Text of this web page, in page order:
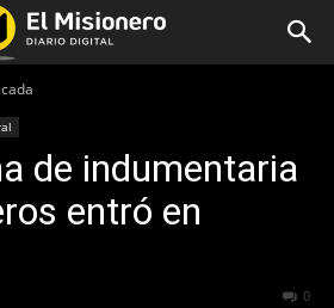
de indumentaria
entró en
0